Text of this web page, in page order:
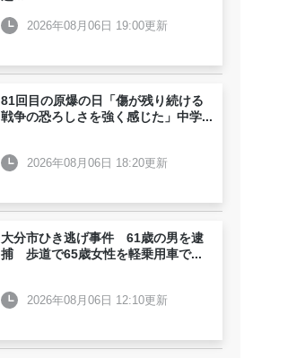
2026年08月06日 19:00更新
81回目の原爆の日「傷が残り続ける
戦争の恐ろしさを強く感じた」中学...
2026年08月06日 18:20更新
大分市ひき逃げ事件 61歳の男を逮
捕 歩道で65歳女性を軽乗用車で...
2026年08月06日 12:10更新